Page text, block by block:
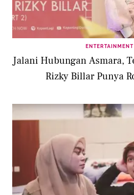
ENTERTAINMENT
Jalani Hubungan Asmara,
Rizky Billar Punya